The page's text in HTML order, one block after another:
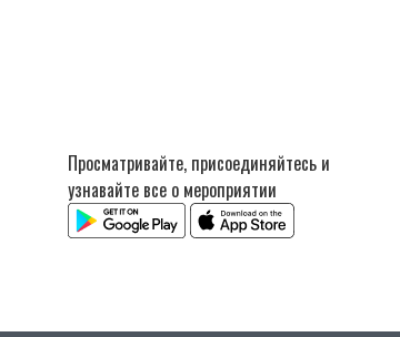
Просматривайте, присоединяйтесь и
узнавайте все о мероприятии